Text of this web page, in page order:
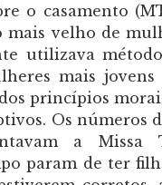
o casamento
mais velho de
utilizava
mais
princípios
Os números
a Missa
param de ter